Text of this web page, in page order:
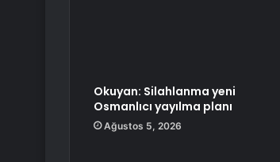
Okuyan: Silahlanma yeni
Osmanlıcı yayılma planı
Ağustos 5, 2026